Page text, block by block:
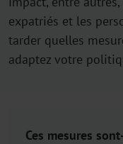
expatriés et les
tarder quelles
adaptez votre
Ces mesures